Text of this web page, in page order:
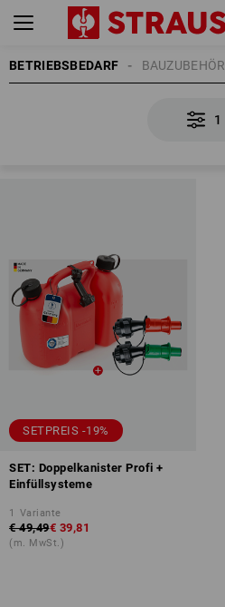
BETRIEBSBEDARF BAUZUBEHÖR
1
SETPREIS -19%
SET: Doppelkanister Profi +
Einfüllsysteme
1 Variante
€ 49,49€ 39,81
(m. MwSt.)